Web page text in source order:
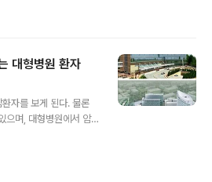
한번 읽어보는 것이 좋을 듯 하다....http://s
일반화시키는 경향이 있으므로 이에 대해서
원형탈모증의 가장 일반적인 치료는 스테
. 그외 연고 도포도 쓸수 있다. 이외에..
대형병원 환자
자를 보게 된다. 물론
으며, 대형병원에서 암
이야기이긴 하지만,